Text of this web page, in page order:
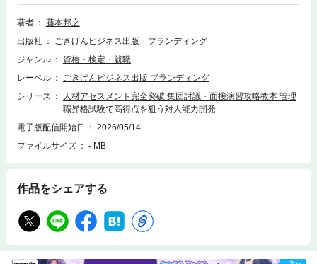
が欠かせません。アセスメントに勝つための方法は二つ。合計１２～２０
程度の評価項目（ディメンション）のうち、苦手ディメンションを克服し
て評価点４に育てるか、です。この本はグループ討議と面接演習という対
人演習を対象として評価点４以上を取るためのスキルを解説しました。ア
かにかかっています。評価点４を取るということは一つは２を取れるとい
うことでもあります。「得手に帆かけて」とはホンダの創業者である本田
宗一郎が言った言葉。「話す」「聞く」「発展させる」。この単純な手順
しょう。一生使える対人スキルをこのアセスメント受験を機会として身に
つけましょう。
著者
藤本邦之
出版社
ごきげんビジネス出版 ブランディング
ジャンル
資格・検定・就職
レーベル
ごきげんビジネス出版 ブランディング
シリーズ
人材アセスメント完全突破 集団討議・面接演習攻略教本 管理
職昇格試験で高得点を狙う対人能力開発
電子版配信開始日
2026/05/14
ファイルサイズ
- MB
作品をシェアする